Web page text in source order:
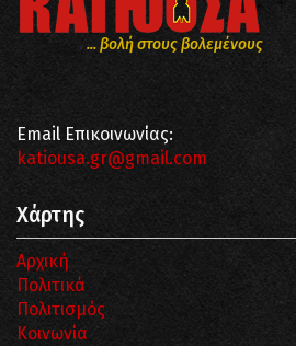
... βολή στους βολεμένους
Email Επικοινωνίας:
katiousa.gr@gmail.com
Χάρτης
Αρχική
Πολιτικά
Πολιτισμός
Κοινωνία